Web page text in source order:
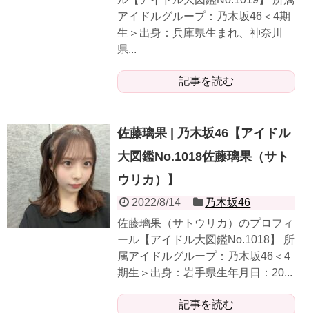
アイドルグループ：乃木坂46＜4期
生＞出身：兵庫県生まれ、神奈川
県...
記事を読む
佐藤璃果 | 乃木坂46【アイドル
大図鑑No.1018佐藤璃果（サト
ウリカ）】
2022/8/14
乃木坂46
佐藤璃果（サトウリカ）のプロフィ
ール【アイドル大図鑑No.1018】 所
属アイドルグループ：乃木坂46＜4
期生＞出身：岩手県生年月日：20...
記事を読む